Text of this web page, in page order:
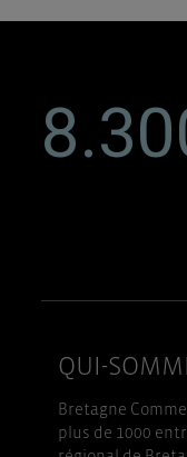
QUI-
Bretagne
plus de 1000